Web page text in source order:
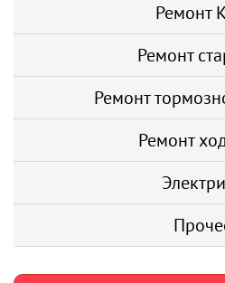
Ремонт
Ремонт
Ремонт
Ремонт